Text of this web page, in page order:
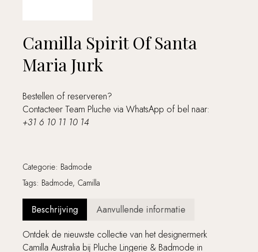
Camilla Spirit Of Santa
Maria Jurk
Bestellen of reserveren?
Contacteer Team Pluche viaWhatsApp of bel naar:
+31 6 10 11 10 14
Categorie: Badmode
Tags: Badmode, Camilla
Beschrijving
Aanvullende informatie
Ontdek de nieuwste collectie van het designermerk
Camilla Australia bij Pluche Lingerie & Badmode in